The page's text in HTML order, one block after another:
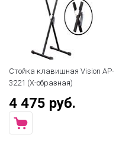
Стойка клавишная Vision AP-
3221 (X-образная)
4 475 руб.